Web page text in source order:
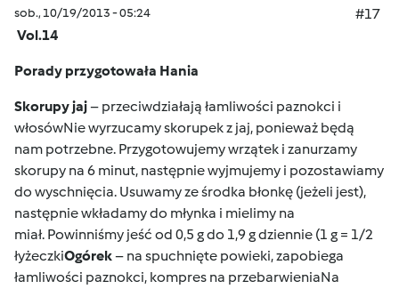
sob., 10/19/2013 - 05:24
#17
Vol.14
Porady przygotowała Hania
Skorupy jaj– przeciwdziałają łamliwości paznokci i
włosówNie wyrzucamy skorupek z jaj, ponieważ będą
nam potrzebne. Przygotowujemy wrzątek i zanurzamy
skorupy na 6 minut, następnie wyjmujemy i pozostawiamy
do wyschnięcia. Usuwamy ze środka błonkę (jeżeli jest),
następnie wkładamy do młynka i mielimy na
miał. Powinniśmy jeść od 0,5 g do 1,9 g dziennie (1 g = 1/2
łyżeczkiOgórek– na spuchnięte powieki, zapobiega
łamliwości paznokci, kompres na przebarwieniaNa